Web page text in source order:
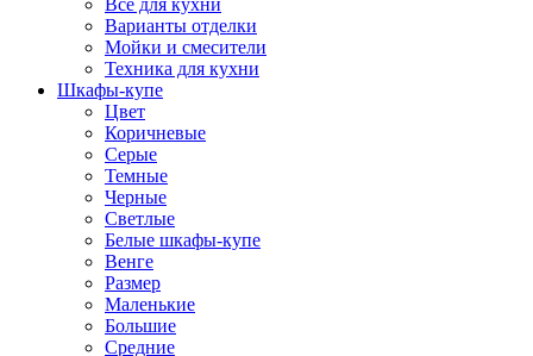
Все для кухни
Варианты отделки
Мойки и смесители
Техника для кухни
Шкафы-купе
Цвет
Коричневые
Серые
Темные
Черные
Светлые
Белые шкафы-купе
Венге
Размер
Маленькие
Большие
Средние